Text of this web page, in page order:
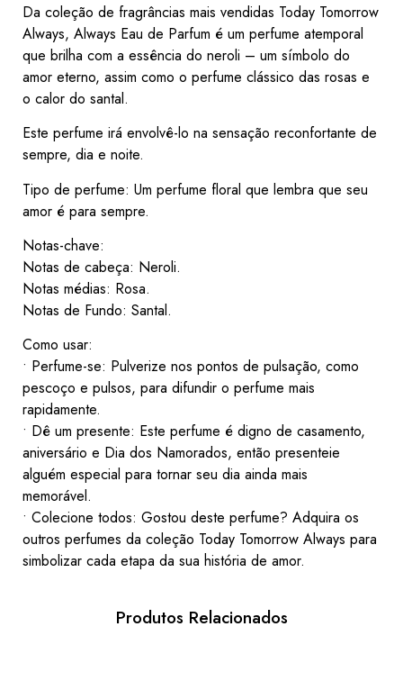
Da coleção de fragrâncias mais vendidas Today Tomorrow
Always, Always Eau de Parfum é um perfume atemporal
que brilha com a essência do neroli – um símbolo do
amor eterno, assim como o perfume clássico das rosas e
o calor do santal.
Este perfume irá envolvê-lo na sensação reconfortante de
sempre, dia e noite.
Tipo de perfume: Um perfume floral que lembra que seu
amor é para sempre.
Notas-chave:
Notas de cabeça: Neroli.
Notas médias: Rosa.
Notas de Fundo: Santal.
Como usar:
• Perfume-se: Pulverize nos pontos de pulsação, como
pescoço e pulsos, para difundir o perfume mais
rapidamente.
• Dê um presente: Este perfume é digno de casamento,
aniversário e Dia dos Namorados, então presenteie
alguém especial para tornar seu dia ainda mais
memorável.
• Colecione todos: Gostou deste perfume? Adquira os
outros perfumes da coleção Today Tomorrow Always para
simbolizar cada etapa da sua história de amor.
Produtos Relacionados